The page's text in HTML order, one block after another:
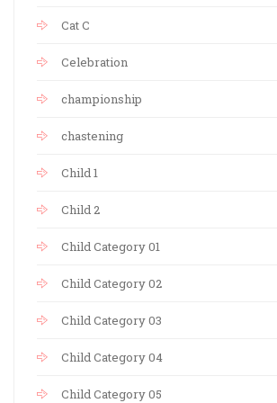
Cat C
Celebration
championship
chastening
Child 1
Child 2
Child Category 01
Child Category 02
Child Category 03
Child Category 04
Child Category 05